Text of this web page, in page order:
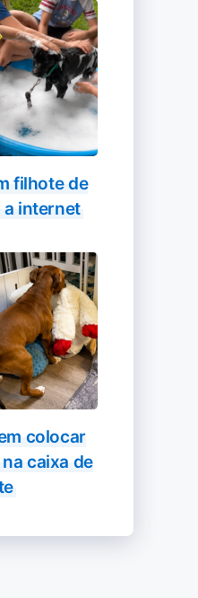
filhote de
a internet
colocar
caixa de